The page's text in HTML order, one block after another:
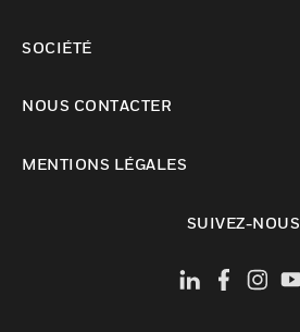
SOCIÉTÉ
NOUS CONTACTER
MENTIONS LÉGALES
SUIVEZ-NOUS